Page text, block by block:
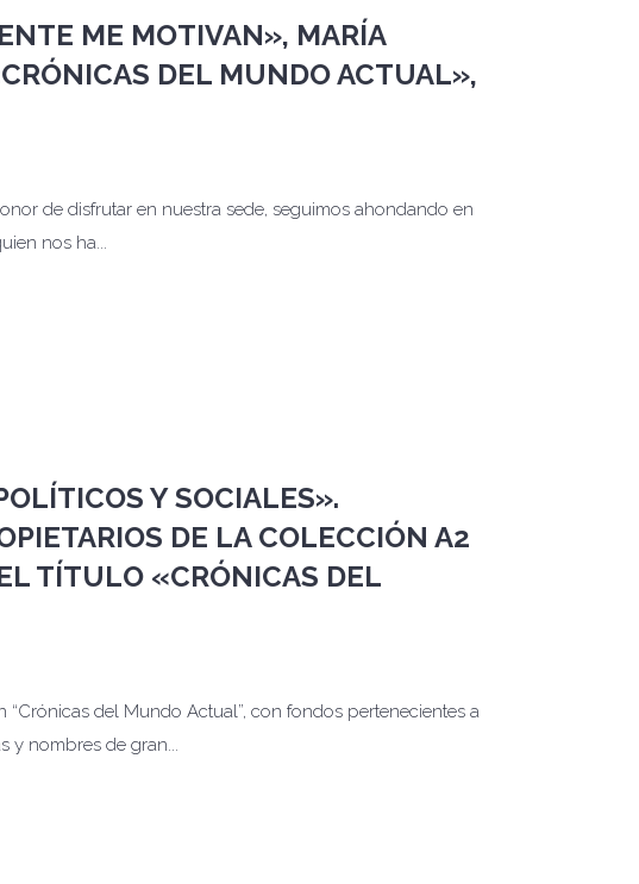
ME MOTIVAN», MARÍA
DEL MUNDO ACTUAL»,
de disfrutar en nuestra sede, seguimos ahondando en
nos ha...
Y SOCIALES».
DE LA COLECCIÓN A2
TÍTULO «CRÓNICAS DEL
del Mundo Actual”, con fondos pertenecientes a
y nombres de gran...